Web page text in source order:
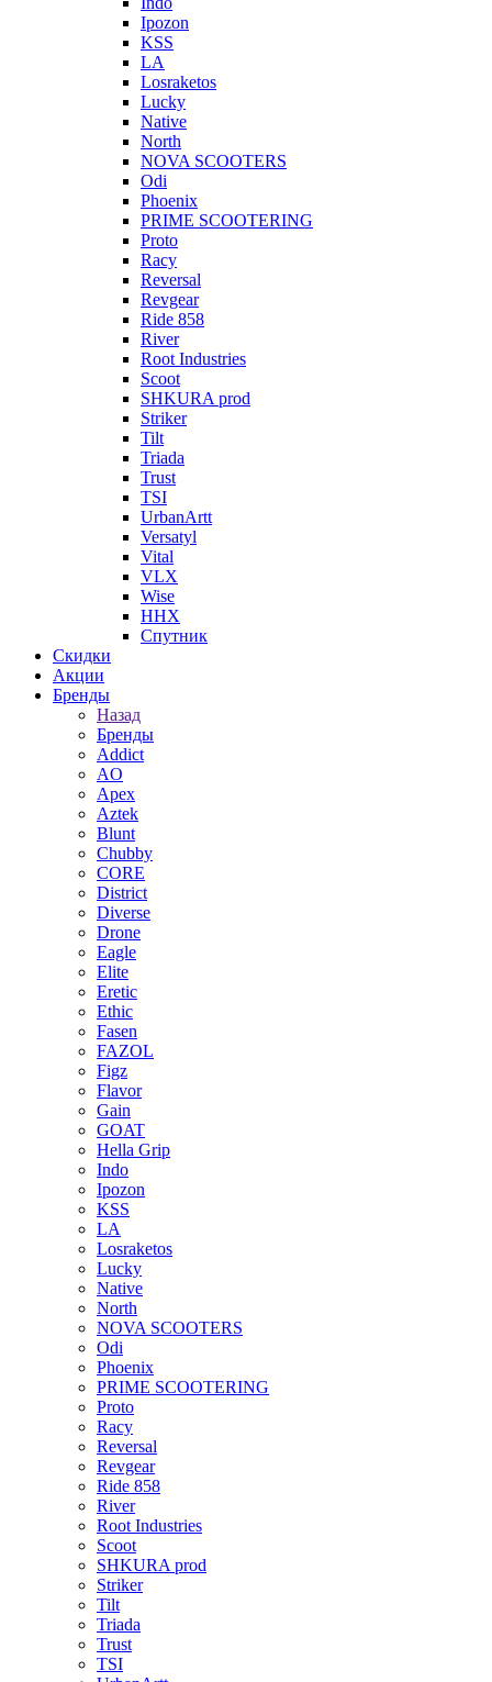
Ipozon
KSS
LA
Losraketos
Lucky
Native
North
NOVA SCOOTERS
Odi
Phoenix
PRIME SCOOTERING
Proto
Racy
Reversal
Revgear
Ride 858
River
Root Industries
Scoot
SHKURA рrоd
Striker
Tilt
Triada
Trust
TSI
UrbanArtt
Versatyl
Vital
VLX
Wise
ННХ
Спутник
Скидки
Акции
Бренды
Назад
Бренды
Addict
AO
Apex
Aztek
Blunt
Chubby
CORE
District
Diverse
Drone
Eagle
Elite
Eretic
Ethic
Fasen
FAZOL
Figz
Flavor
Gain
GOAT
Hella Grip
Indo
Ipozon
KSS
LA
Losraketos
Lucky
Native
North
NOVA SCOOTERS
Odi
Phoenix
PRIME SCOOTERING
Proto
Racy
Reversal
Revgear
Ride 858
River
Root Industries
Scoot
SHKURA рrоd
Striker
Tilt
Triada
Trust
TSI